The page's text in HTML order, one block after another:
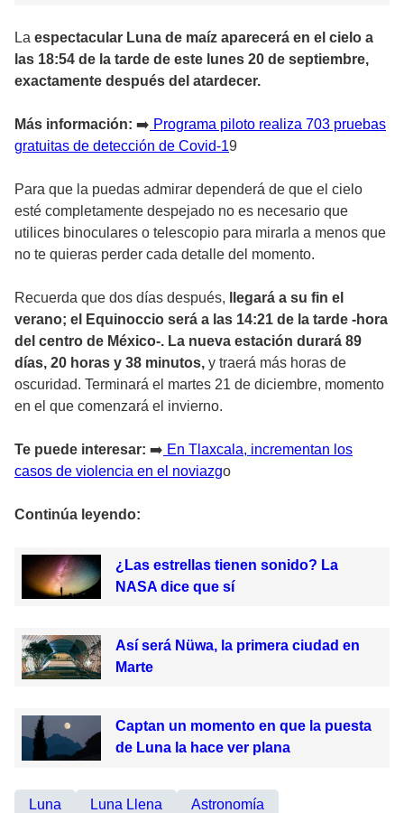
La espectacular Luna de maíz aparecerá en el cielo a
las 18:54 de la tarde de este lunes 20 de septiembre,
exactamente después del atardecer.
Más información: ➡️ Programa piloto realiza 703 pruebas
gratuitas de detección de Covid-19
Para que la puedas admirar dependerá de que el cielo
esté completamente despejado no es necesario que
utilices binoculares o telescopio para mirarla a menos que
no te quieras perder cada detalle del momento.
Recuerda que dos días después,
llegará a su fin el
verano; el Equinoccio será a las 14:21 de la tarde -hora
del centro de México-. La nueva estación durará 89
días, 20 horas y 38 minutos, y traerá más horas de
oscuridad. Terminará el martes 21 de diciembre, momento
en el que comenzará el invierno.
Te puede interesar: ➡️ En Tlaxcala, incrementan los
casos de violencia en el noviazgo
Continúa leyendo:
¿Las estrellas tienen sonido? La
NASA dice que sí
Así será Nüwa, la primera ciudad en
Marte
Captan un momento en que la puesta
de Luna la hace ver plana
Luna Luna Llena Astronomía